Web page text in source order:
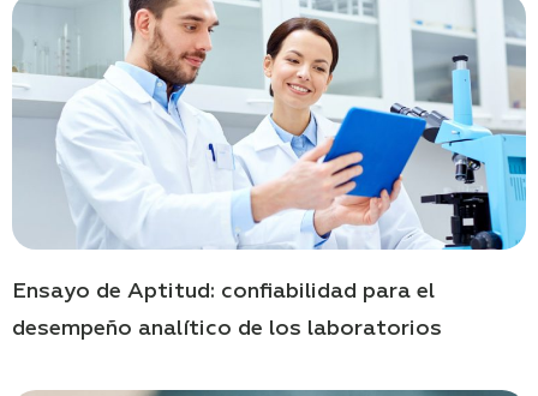
Ensayo de Aptitud: confiabilidad para el
desempeño analítico de los laboratorios